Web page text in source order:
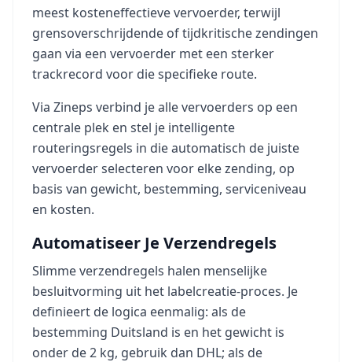
meest kosteneffectieve vervoerder, terwijl
grensoverschrijdende of tijdkritische zendingen
gaan via een vervoerder met een sterker
trackrecord voor die specifieke route.
Via Zineps verbind je alle vervoerders op een
centrale plek en stel je intelligente
routeringsregels in die automatisch de juiste
vervoerder selecteren voor elke zending, op
basis van gewicht, bestemming, serviceniveau
en kosten.
Automatiseer Je Verzendregels
Slimme verzendregels halen menselijke
besluitvorming uit het labelcreatie-proces. Je
definieert de logica eenmalig: als de
bestemming Duitsland is en het gewicht is
onder de 2 kg, gebruik dan DHL; als de